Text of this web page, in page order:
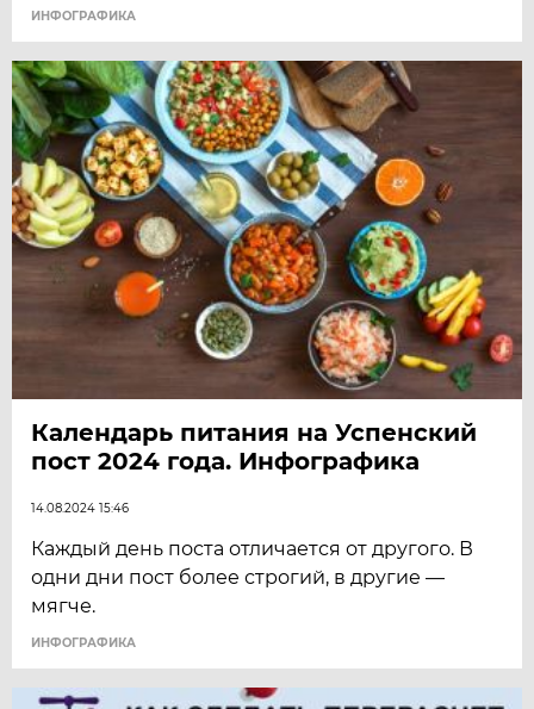
ИНФОГРАФИКА
Календарь питания на Успенский
пост 2024 года. Инфографика
14.08.2024 15:46
Каждый день поста отличается от другого. В
одни дни пост более строгий, в другие —
мягче.
ИНФОГРАФИКА